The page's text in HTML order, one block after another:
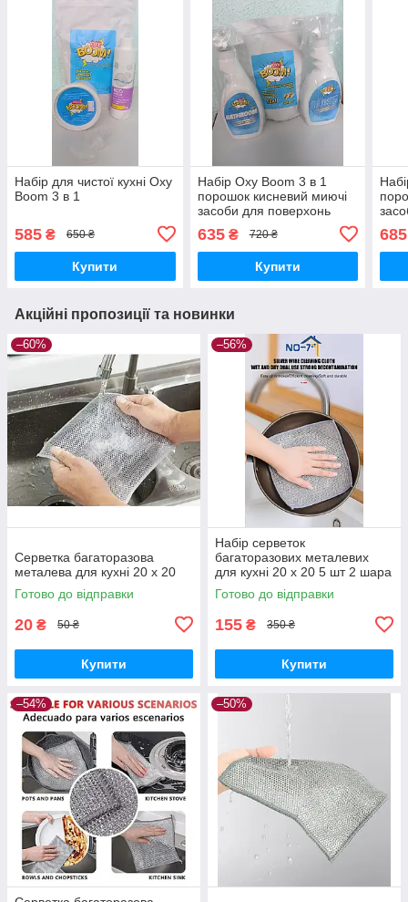
Набір для чистої кухні Oxy
Boom 3 в 1
585 ₴ 650 ₴
Купити
Набір Oxy Boom 3 в 1
порошок кисневий миючі
засоби для поверхонь
635₴ 720 ₴
Купити
685
Акційні пропозиції та новинки
–60%
Серветка багаторазова
металева для кухні 20 х 20
Готово до відправки
20 ₴ 50 ₴
Купити
–56%
Набір серветок
багаторазових металевих
для кухні 20 х 20 5 шт 2 шара
Готово до відправки
155 ₴ 350 ₴
Купити
–54% –50%